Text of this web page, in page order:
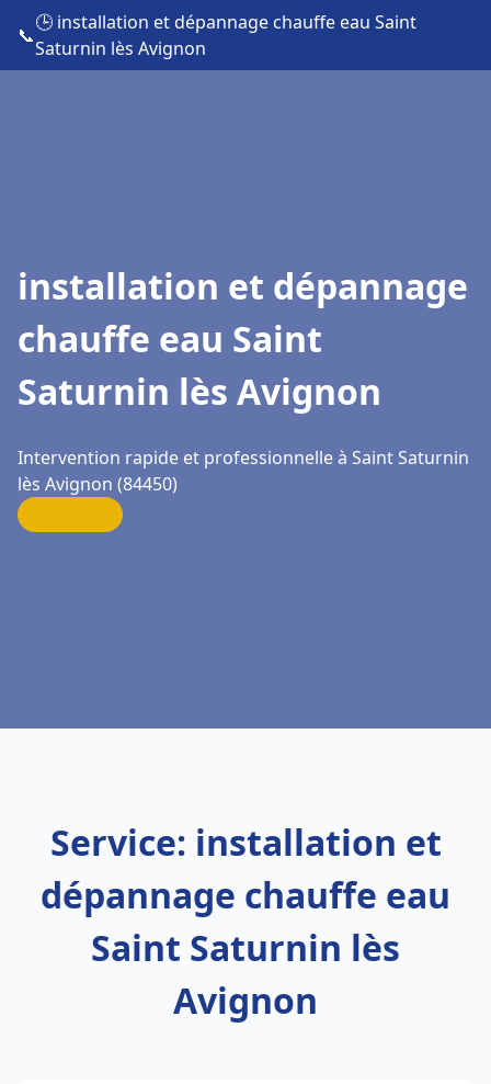
📞
🕒 installation et dépannage chauffe eau Saint
Saturnin lès Avignon
installation et dépannage
chauffe eau Saint
Saturnin lès Avignon
Intervention rapide et professionnelle à Saint Saturnin
lès Avignon (84450)
Service: installation et
dépannage chauffe eau
Saint Saturnin lès
Avignon